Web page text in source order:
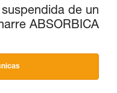
de un
ABSORBICA